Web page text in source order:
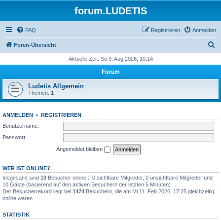
forum.LUDETIS
FAQ Anmelden
Registrieren
Foren-Übersicht
h
Aktuelle Zeit: So 9. Aug 2026, 10:14
Forum
Ludetis Allgemein
Themen: 1
ANMELDEN • REGISTRIEREN
Benutzername:
Passwort:
Angemeldet bleiben
WER IST ONLINE?
Insgesamt sind 10 Besucher online :: 0 sichtbare Mitglieder, 0 unsichtbare Mitglieder und
10 Gäste (basierend auf den aktiven Besuchern der letzten 5 Minuten)
Der Besucherrekord liegt bei 1474 Besuchern, die am Mi 11. Feb 2026, 17:25 gleichzeitig
online waren.
STATISTIK